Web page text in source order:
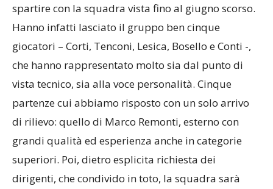
spartire con la squadra vista fino al giugno scorso.
Hanno infatti lasciato il gruppo ben cinque
giocatori – Corti, Tenconi, Lesica, Bosello e Conti -,
che hanno rappresentato molto sia dal punto di
vista tecnico, sia alla voce personalità. Cinque
partenze cui abbiamo risposto con un solo arrivo
di rilievo: quello di Marco Remonti, esterno con
grandi qualità ed esperienza anche in categorie
superiori. Poi, dietro esplicita richiesta dei
dirigenti, che condivido in toto, la squadra sarà